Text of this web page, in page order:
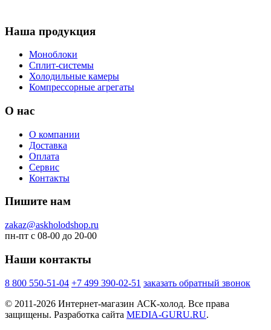
Наша продукция
Моноблоки
Сплит-системы
Холодильные камеры
Компрессорные агрегаты
О нас
О компании
Доставка
Оплата
Сервис
Контакты
Пишите нам
zakaz@askholodshop.ru
пн-пт с 08-00 до 20-00
Наши контакты
8 800 550-51-04 +7 499 390-02-51 заказать обратный звонок
© 2011-2026 Интернет-магазин АСК-холод. Все права
защищены. Разработка сайта MEDIA-GURU.RU.